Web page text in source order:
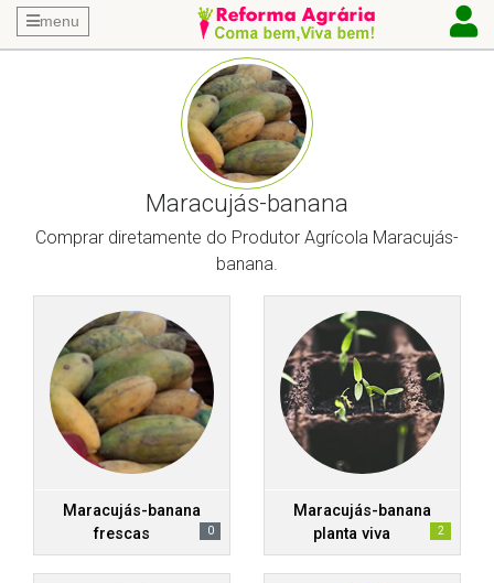
menu
Maracujás-banana
Comprar diretamente do Produtor Agrícola Maracujás-
banana.
Maracujás-banana
frescas
0
Maracujás-banana
planta viva
2